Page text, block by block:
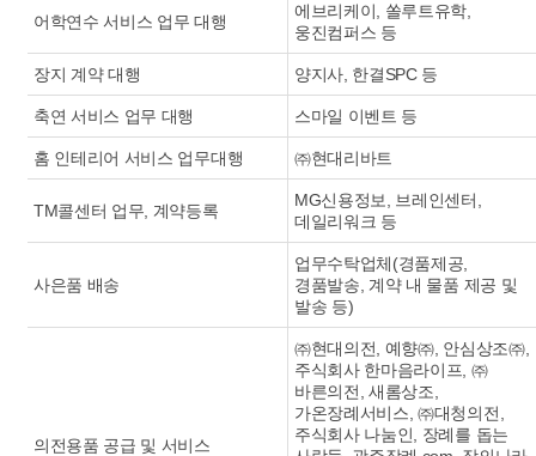
어학연수 서비스 업무 대행
에브리케이, 쏠루트유학,
웅진컴퍼스 등
장지 계약 대행 양지사, 한결SPC 등
축연 서비스 업무 대행 스마일 이벤트 등
홈 인테리어 서비스 업무대행 ㈜현대리바트
TM콜센터 업무, 계약등록
MG신용정보, 브레인센터,
데일리워크 등
사은품 배송
업무수탁업체(경품제공,
경품발송, 계약 내 물품 제공 및
발송 등)
의전용품 공급 및 서비스
㈜현대의전, 예향㈜, 안심상조㈜,
주식회사 한마음라이프, ㈜
바른의전, 새롬상조,
가온장례서비스, ㈜대청의전,
주식회사 나눔인, 장례를 돕는